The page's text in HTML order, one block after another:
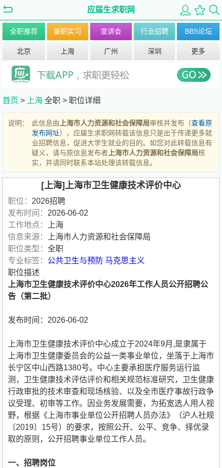
应届生求职网
全职推荐 兼职实习 宣讲会 行业招聘 BBS论坛
北京 上海 广州 深圳 更多
首页 > 上海 全职 > 职位详细
说明： 此信息由上海市人力资源和社会保障局审核并发布（查看原
发布网址），应届生求职网转载该信息只是出于传递更多就
业招聘信息，促进大学生就业的目的。如您对此转载信息有
疑义，请与原信息发布者上海市人力资源和社会保障局核
实，并请同时联系本站处理该转载信息。
[上海]上海市卫生健康技术评价中心
职位： 2026招聘
发布时间： 2026-06-02
工作地点：
上海
信息来源：
上海市人力资源和社会保障局
职位类型： 全职
专业标签： 公共卫生与预防 马克思主义
职位描述
上海市卫生健康技术评价中心2026年工作人员公开招聘公
告（第二批）
发布时间：2026-06-02
上海市卫生健康技术评价中心成立于2024年9月,是隶属于
上海市卫生健康委员会的公益一类事业单位，坐落于上海市
长宁区中山西路1380号。中心主要承担医疗服务运行监
测，卫生健康技术评估评价和相关规范标准研究，卫生健康
行政审批的技术审查和现场核验、以及全市医疗事故行政争
议受理、初审等工作。因业务发展需要，为拓宽选人用人视
野，根据《上海市事业单位公开招聘人员办法》（沪人社规
〔2019〕15号）的要求，按照公开、公平、竞争、择优录
取的原则，公开招聘事业单位工作人员。
一、招聘岗位